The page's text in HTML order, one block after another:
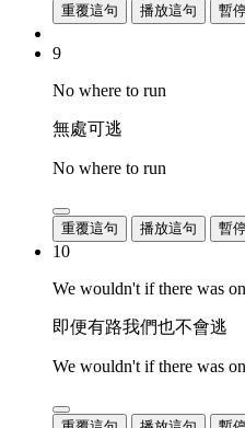
重覆這句 播放這句 暫
9
No where to run
無處可逃
No where to run
重覆這句 播放這句 暫
10
We wouldn't if there was
即便有路我們也不會逃
We wouldn't if there was